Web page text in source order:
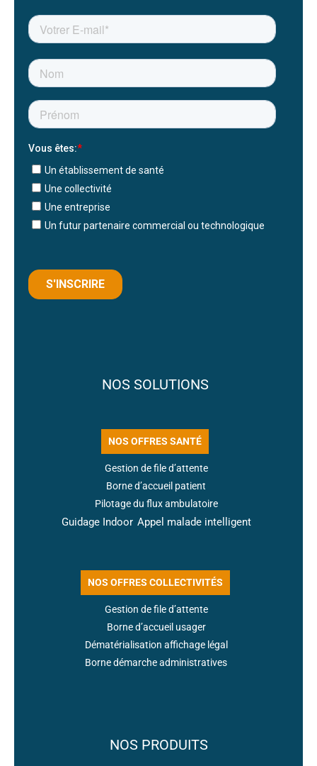
NOS SOLUTIONS
NOS OFFRES SANTÉ
Gestion de file d’attente
Borne d’accueil patient
Pilotage du flux ambulatoire
Guidage Indoor Appel malade intelligent
NOS OFFRES COLLECTIVITÉS
Gestion de file d’attente
Borne d’accueil usager
Dématérialisation affichage légal
Borne démarche administratives
NOS PRODUITS